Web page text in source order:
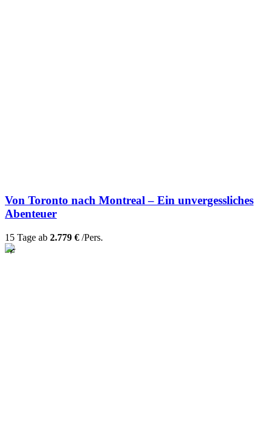
Von Toronto nach Montreal – Ein unvergessliches
Abenteuer
15 Tage ab 2.779 € /Pers.